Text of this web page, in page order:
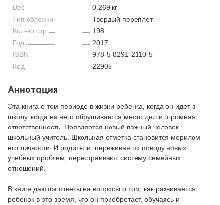
Вес
0.269 кг
Тип обложки
Твердый переплет
Кол-во стр
198
Год
2017
ISBN
978-5-8291-2110-5
Код
22905
Аннотация
Эта книга о том периоде в жизни ребенка, когда он идет в
школу, когда на него обрушивается много дел и огромная
ответственность. Появляется новый важный человек -
школьный учитель. Школьная отметка становится мерилом
его личности. И родители, переживая по поводу новых
учебных проблем, перестраивают систему семейных
отношений.
В книге даются ответы на вопросы о том, как развивается
ребенок в это время, что он приобретает, обучаясь и